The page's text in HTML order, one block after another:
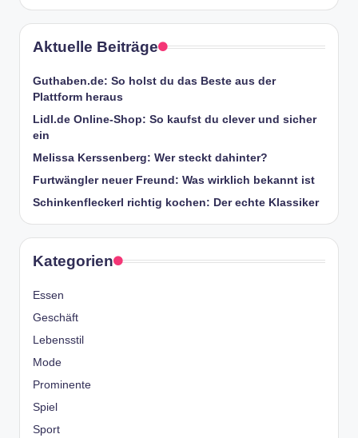
Aktuelle Beiträge
Guthaben.de: So holst du das Beste aus der
Plattform heraus
Lidl.de Online-Shop: So kaufst du clever und sicher
ein
Melissa Kerssenberg: Wer steckt dahinter?
Furtwängler neuer Freund: Was wirklich bekannt ist
Schinkenfleckerl richtig kochen: Der echte Klassiker
Kategorien
Essen
Geschäft
Lebensstil
Mode
Prominente
Spiel
Sport